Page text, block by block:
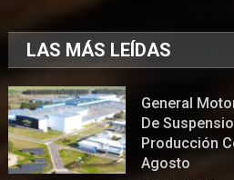
LAS MÁS LEÍDAS
General
De
Producción
Agosto